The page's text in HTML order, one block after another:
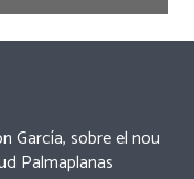
García, sobre el nou
Palmaplanas